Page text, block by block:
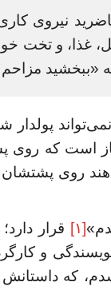
نیروی
غذا، و تخت
«ببخشید
است که روی
روی پشتشان
[۱] قرار
و
که داستانش